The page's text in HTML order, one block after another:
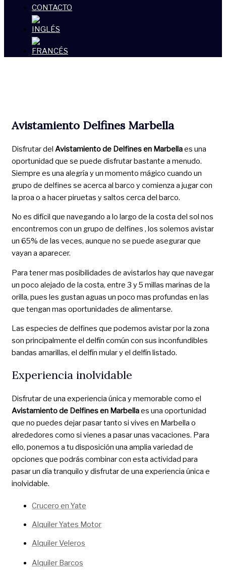
CONTACTO
Avistamiento Delfines Marbella
Disfrutar del Avistamiento de Delfines en Marbellaes una
oportunidad que se puede disfrutar bastante a menudo.
Siempre es una alegría y un momento mágico cuando un
grupo de delfines se acerca al barco y comienza a jugar con
la proa o a hacer piruetas y saltos cerca del barco.
No es difícil que navegando a lo largo de la costa del sol nos
encontremos con un grupo de delfines , los solemos avistar
un 65% de las veces, aunque no se puede asegurar que
vayan a aparecer.
Para tener mas posibilidades de avistarlos hay que navegar
un poco alejado de la costa, entre 3 y 5 millas marinas de la
orilla, pues les gustan aguas un poco mas profundas en las
que tengan mas oportunidades de alimentarse.
Las especies de delfines que podemos avistar por la zona
son principalmente el delfín común con sus inconfundibles
bandas amarillas, el delfín mular y el delfín listado.
Experiencia inolvidable
Disfrutar de una experiencia única y memorable como el
Avistamiento de Delfines en Marbellaes una oportunidad
que no puedes dejar pasar tanto si vives en Marbella o
alrededores como si vienes a pasar unas vacaciones. Para
ello, ponemos a tu disposición una amplia variedad de
opciones que podrás combinar con esta actividad para
pasar un día tranquilo y disfrutar de una experiencia única e
inolvidable.
Crucero en Yate
Alquiler Yates Motor
Alquiler Veleros
Alquiler Barcos